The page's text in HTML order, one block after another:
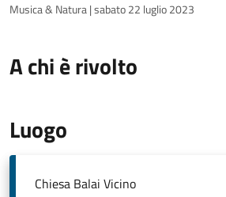
Musica & Natura | sabato 22 luglio 2023
A chi è rivolto
Luogo
Chiesa Balai Vicino